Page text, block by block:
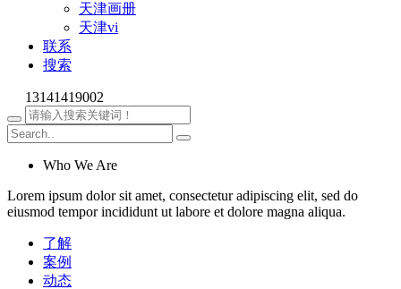
天津画册
天津vi
联系
搜索
13141419002
Who We Are
Lorem ipsum dolor sit amet, consectetur adipiscing elit, sed do
eiusmod tempor incididunt ut labore et dolore magna aliqua.
了解
案例
动态